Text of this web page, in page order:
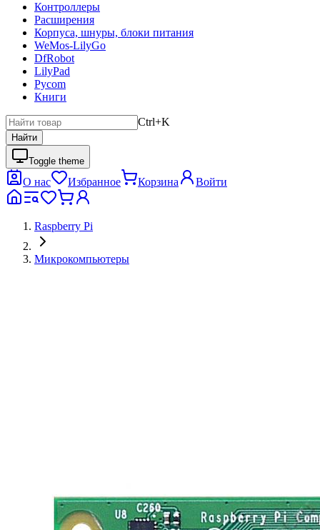
Контроллеры
Расширения
Корпуса, шнуры, блоки питания
WeMos-LilyGo
DfRobot
LilyPad
Pycom
Книги
Ctrl+K
Найти
Toggle theme
О нас Избранное Корзина Войти
Raspberry Pi
Микрокомпьютеры